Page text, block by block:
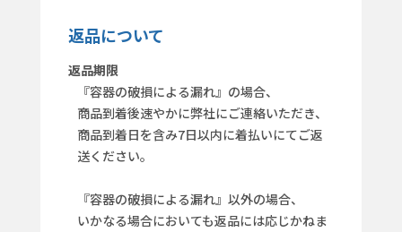
返品について
返品期限
『容器の破損による漏れ』の場合、
商品到着後速やかに弊社にご連絡いただき、
商品到着日を含み7日以内に着払いにてご返
送ください。
『容器の破損による漏れ』以外の場合、
いかなる場合においても返品には応じかねま